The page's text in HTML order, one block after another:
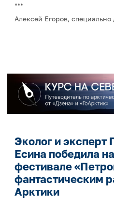
***
Алексей Егоров, специально
Эколог и эксперт
Есина победила
фестивале
фантастическим
Арктики